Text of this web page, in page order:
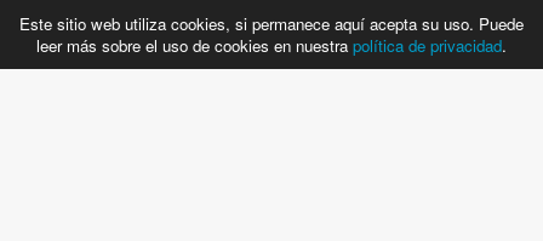
Este sitio web utiliza cookies, si permanece aquí acepta su uso. Puede
leer más sobre el uso de cookies en nuestra política de privacidad.